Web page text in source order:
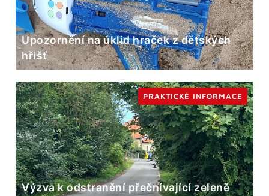
Upozornění na úklid hraček z dětských
hřišť
Výzva k odstranění přečnívající zeleně
PRAKTICKÉ INFORMACE